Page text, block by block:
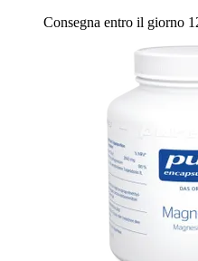
Consegna entro il giorno